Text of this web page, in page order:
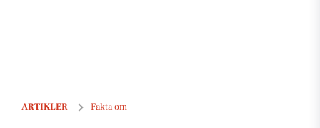
ARTIKLER Fakta om
Huspriserne går ned i Køge Kommune